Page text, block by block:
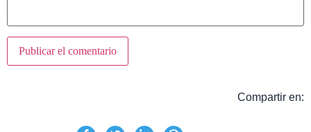
Compartir en: